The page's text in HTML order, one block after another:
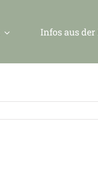
Infos aus